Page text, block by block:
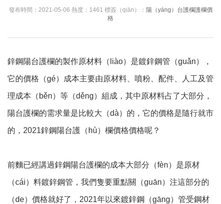
發布時間：2021-05-06 熱度：1461 標簽（qiān）： 陽（yáng）台護欄護欄價
格
鋅鋼陽台護欄的製作原材料（liào）是鍍鋅鋼管（guǎn），
它的價格（gé）成本主要由原材料、噴粉、配件、人工及管
理成本（běn）等（děng）組成，其中原材料占了大部分，
陽台護欄的需求量是比較大（dà）的，它的價格是隨行就市
的，2021鋅鋼陽台護（hù）欄價格價格呢？
前麵已經講過鋅鋼陽台護欄的成本大部分（fèn）是原材
（cái）料鍍鋅鋼管，我們隻要重點關（guān）注這部分的
（de）價格就好了，2021年以來鍍鋅鋼（gāng）管受鋼材